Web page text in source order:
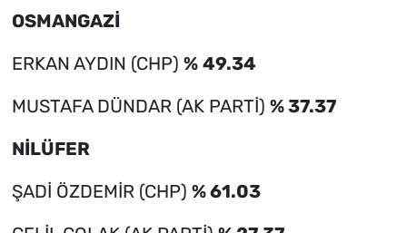
OSMANGAZİ
ERKAN AYDIN (CHP) % 49.34
MUSTAFA DÜNDAR (AK PARTİ) % 37.37
NİLÜFER
ŞADİ ÖZDEMİR (CHP) % 61.03